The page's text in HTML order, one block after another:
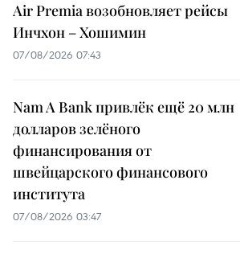
Air Premia возобновляет рейсы
Инчхон – Хошимин
07/08/2026 07:43
Nam A Bank привлёк ещё 20 млн
долларов зелёного
финансирования от
швейцарского финансового
института
07/08/2026 03:47